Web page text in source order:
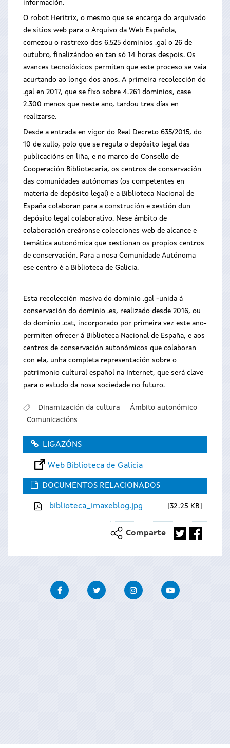
información.
O robot Heritrix, o mesmo que se encarga do arquivado
de sitios web para o Arquivo da Web Española,
comezou o rastrexo dos 6.525 dominios .gal o 26 de
outubro, finalizándoo en tan só 14 horas despois. Os
avances tecnolóxicos permiten que este proceso se vaia
acurtando ao longo dos anos. A primeira recolección do
.gal en 2017, que se fixo sobre 4.261 dominios, case
2.300 menos que neste ano, tardou tres días en
realizarse.
Desde a entrada en vigor do Real Decreto 635/2015, do
10 de xullo, polo que se regula o depósito legal das
publicacións en liña, e no marco do Consello de
Cooperación Bibliotecaria, os centros de conservación
das comunidades autónomas (os competentes en
materia de depósito legal) e a Biblioteca Nacional de
España colaboran para a construción e xestión dun
depósito legal colaborativo. Nese ámbito de
colaboración creáronse colecciones web de alcance e
temática autonómica que xestionan os propios centros
de conservación. Para a nosa Comunidade Autónoma
ese centro é a Biblioteca de Galicia.
Esta recolección masiva do dominio .gal -unida á
conservación do dominio .es, realizado desde 2016, ou
do dominio .cat, incorporado por primeira vez este ano-
permiten ofrecer á Biblioteca Nacional de España, e aos
centros de conservación autonómicos que colaboran
con ela, unha completa representación sobre o
patrimonio cultural español na Internet, que será clave
para o estudo da nosa sociedade no futuro.
Dinamización da cultura
Ámbito autonómico
Comunicacións
LIGAZÓNS
Web Biblioteca de Galicia
DOCUMENTOS RELACIONADOS
biblioteca_imaxeblog.jpg 32.25 KB
Comparte
FacebookTwitter InstagramYoutube